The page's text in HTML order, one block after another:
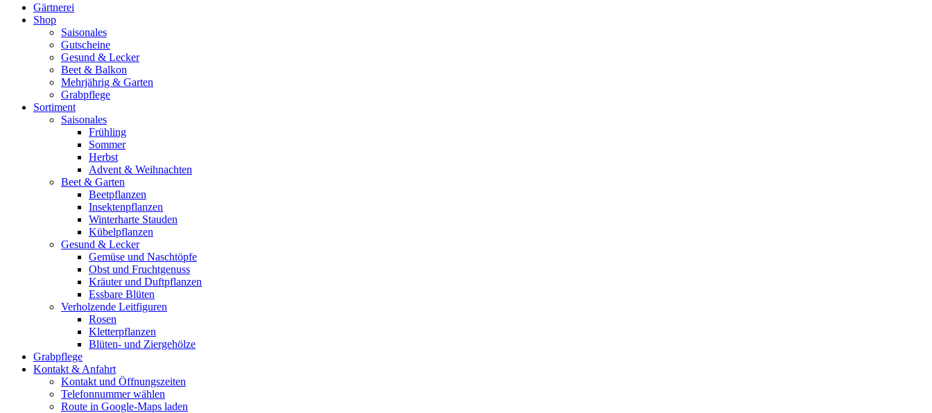
Gärtnerei
Shop
Saisonales
Gutscheine
Gesund & Lecker
Beet & Balkon
Mehrjährig & Garten
Grabpflege
Sortiment
Saisonales
Frühling
Sommer
Herbst
Advent & Weihnachten
Beet & Garten
Beetpflanzen
Insektenpflanzen
Winterharte Stauden
Kübelpflanzen
Gesund & Lecker
Gemüse und Naschtöpfe
Obst und Fruchtgenuss
Kräuter und Duftpflanzen
Essbare Blüten
Verholzende Leitfiguren
Rosen
Kletterpflanzen
Blüten- und Ziergehölze
Grabpflege
Kontakt & Anfahrt
Kontakt und Öffnungszeiten
Telefonnummer wählen
Route in Google-Maps laden